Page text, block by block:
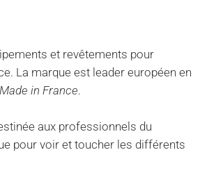
et revêtements pour
La marque est leader européen en
Made in France.
aux professionnels du
pour voir et toucher les différents